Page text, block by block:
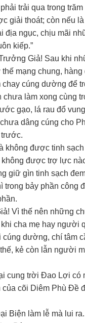
trải qua trong trăm
giải thoát; còn nếu
địa ngục, chịu mãi
kiếp.”
Giả! Sau khi
mạng chung, hàng
chay cúng dường để
chưa làm xong cùng
gạo, lá rau đổ
dâng cúng cho
không được tinh
được trợ lực
giữ gìn tinh sạch
trong bảy phần công
Vì thế nên những
cha mẹ hay người
cúng dường, chí tâm
kẻ còn lẫn người
cung trời Đao Lợi có
của cõi Diêm Phù Đề
Biện làm lễ mà lui ra.